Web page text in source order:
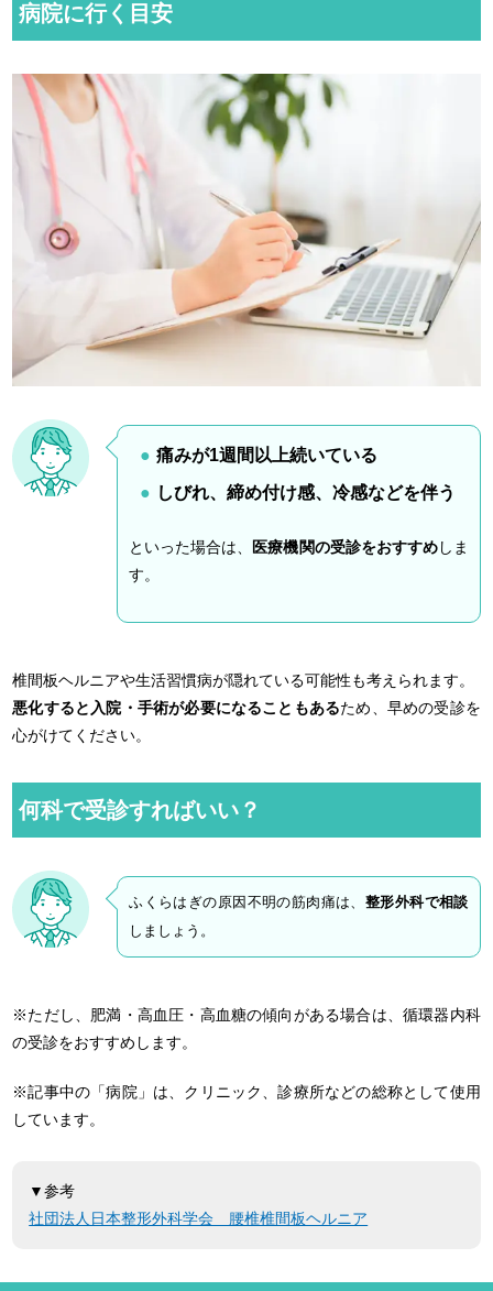
病院に行く目安
痛みが1週間以上続いている
しびれ、締め付け感、冷感などを伴う
といった場合は、 医療機関の受診をおすすめしま
す。
椎間板ヘルニアや生活習慣病が隠れている可能性も考えられます。
悪化すると入院・手術が必要になることもあるため、早めの受診を
心がけてください。
何科で受診すればいい？
ふくらはぎの原因不明の筋肉痛は、 整形外科で相談
しましょう。
※ただし、肥満・高血圧・高血糖の傾向がある場合は、循環器内科
の受診をおすすめします。
※記事中の「病院」は、クリニック、診療所などの総称として使用
しています。
▼参考
社団法人日本整形外科学会 腰椎椎間板ヘルニア